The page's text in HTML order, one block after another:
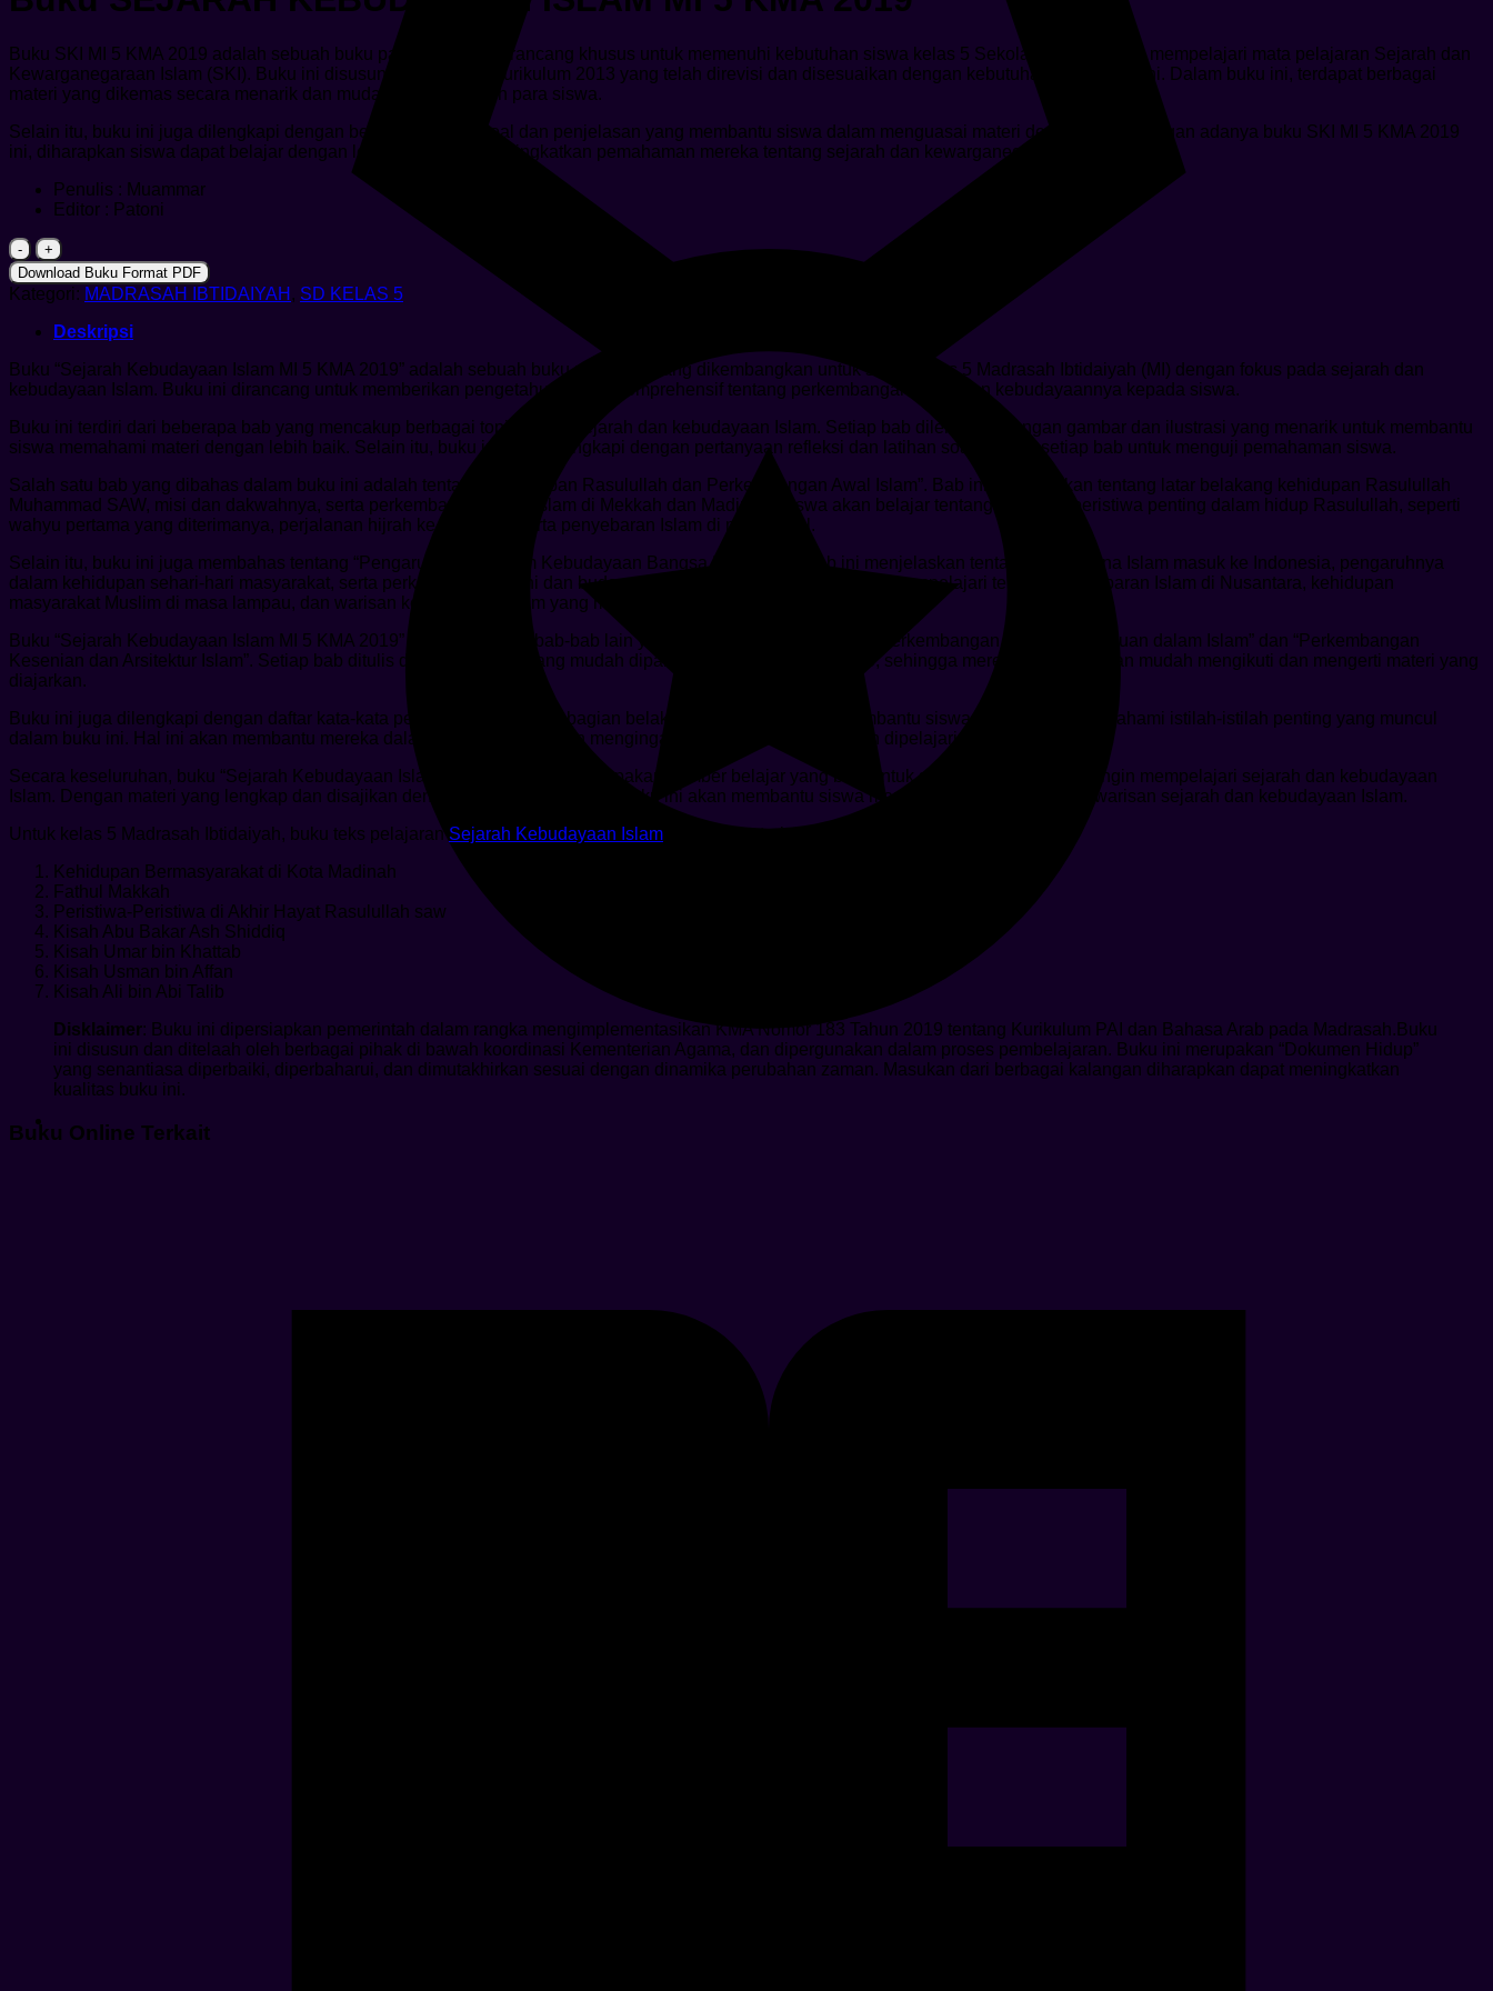
Buku SKI MI 5 KMA 2019 adalah sebuah buku panduan yang dirancang khusus untuk memenuhi kebutuhan siswa kelas 5 Sekolah Dasar dalam mempelajari mata pelajaran Sejarah dan
Kewarganegaraan Islam (SKI). Buku ini disusun berdasarkan kurikulum 2013 yang telah direvisi dan disesuaikan dengan kebutuhan siswa saat ini. Dalam buku ini, terdapat berbagai
materi yang dikemas secara menarik dan mudah dipahami oleh para siswa.
Selain itu, buku ini juga dilengkapi dengan berbagai latihan soal dan penjelasan yang membantu siswa dalam menguasai materi dengan baik. Dengan adanya buku SKI MI 5 KMA 2019
ini, diharapkan siswa dapat belajar dengan lebih efektif dan meningkatkan pemahaman mereka tentang sejarah dan kewarganegaraan Islam.
Penulis : Muammar
Editor : Patoni
Kuantitas
Buku
SEJARAH
KEBUDAYAAN
ISLAM
5
KMA
Download Buku Format PDF
Kategori: MADRASAH IBTIDAIYAH , SD KELAS 5
Deskripsi
Buku “Sejarah Kebudayaan Islam MI 5 KMA 2019” adalah sebuah buku pelajaran yang dikembangkan untuk siswa kelas 5 Madrasah Ibtidaiyah (MI) dengan fokus pada sejarah dan
kebudayaan Islam. Buku ini dirancang untuk memberikan pengetahuan yang komprehensif tentang perkembangan Islam dan kebudayaannya kepada siswa.
Buku ini terdiri dari beberapa bab yang mencakup berbagai topik terkait sejarah dan kebudayaan Islam. Setiap bab dilengkapi dengan gambar dan ilustrasi yang menarik untuk membantu
siswa memahami materi dengan lebih baik. Selain itu, buku ini juga dilengkapi dengan pertanyaan refleksi dan latihan soal di akhir setiap bab untuk menguji pemahaman siswa.
Salah satu bab yang dibahas dalam buku ini adalah tentang “Kehidupan Rasulullah dan Perkembangan Awal Islam”. Bab ini menjelaskan tentang latar belakang kehidupan Rasulullah
Muhammad SAW, misi dan dakwahnya, serta perkembangan awal Islam di Mekkah dan Madinah. Siswa akan belajar tentang berbagai peristiwa penting dalam hidup Rasulullah, seperti
wahyu pertama yang diterimanya, perjalanan hijrah ke Madinah, serta penyebaran Islam di masa awal.
Selain itu, buku ini juga membahas tentang “Pengaruh Islam dalam Kebudayaan Bangsa Indonesia”. Bab ini menjelaskan tentang bagaimana Islam masuk ke Indonesia, pengaruhnya
dalam kehidupan sehari-hari masyarakat, serta perkembangan seni dan budaya Islam di Indonesia. Siswa akan mempelajari tentang penyebaran Islam di Nusantara, kehidupan
masyarakat Muslim di masa lampau, dan warisan kebudayaan Islam yang masih dapat ditemui di Indonesia saat ini.
Buku “Sejarah Kebudayaan Islam MI 5 KMA 2019” juga mencakup bab-bab lain yang membahas topik seperti “Perkembangan Ilmu Pengetahuan dalam Islam” dan “Perkembangan
Kesenian dan Arsitektur Islam”. Setiap bab ditulis dengan bahasa yang mudah dipahami oleh siswa MI kelas 5, sehingga mereka dapat dengan mudah mengikuti dan mengerti materi yang
diajarkan.
Buku ini juga dilengkapi dengan daftar kata-kata penting dan indeks di bagian belakang buku, yang akan membantu siswa mencari dan memahami istilah-istilah penting yang muncul
dalam buku ini. Hal ini akan membantu mereka dalam mengasimilasi dan mengingat kembali materi yang telah dipelajari.
Secara keseluruhan, buku “Sejarah Kebudayaan Islam MI 5 KMA 2019” merupakan sumber belajar yang baik untuk siswa MI kelas 5 yang ingin mempelajari sejarah dan kebudayaan
Islam. Dengan materi yang lengkap dan disajikan dengan cara yang menarik, buku ini akan membantu siswa memahami dan menghargai warisan sejarah dan kebudayaan Islam.
Untuk kelas 5 Madrasah Ibtidaiyah, buku teks pelajaranSejarah Kebudayaan Islam memuat materi-materi terbaru yang meliputi:
Kehidupan Bermasyarakat di Kota Madinah
Fathul Makkah
Peristiwa-Peristiwa di Akhir Hayat Rasulullah saw
Kisah Abu Bakar Ash Shiddiq
Kisah Umar bin Khattab
Kisah Usman bin Affan
Kisah Ali bin Abi Talib
Disklaimer: Buku ini dipersiapkan pemerintah dalam rangka mengimplementasikan KMA Nomor 183 Tahun 2019 tentang Kurikulum PAI dan Bahasa Arab pada Madrasah.Buku
ini disusun dan ditelaah oleh berbagai pihak di bawah koordinasi Kementerian Agama, dan dipergunakan dalam proses pembelajaran. Buku ini merupakan “Dokumen Hidup”
yang senantiasa diperbaiki, diperbaharui, dan dimutakhirkan sesuai dengan dinamika perubahan zaman. Masukan dari berbagai kalangan diharapkan dapat meningkatkan
kualitas buku ini.
Buku Online Terkait